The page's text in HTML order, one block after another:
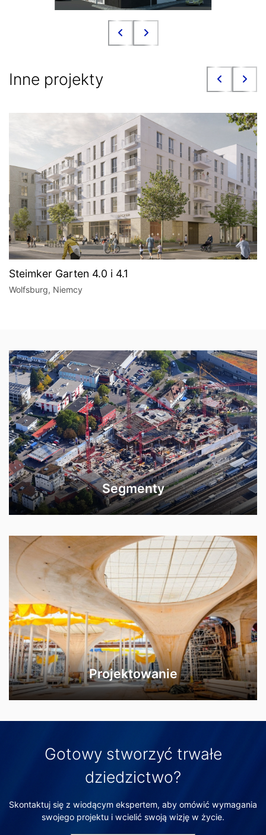
Inne projekty
Steimker Garten 4.0 i 4.1
Wolfsburg, Niemcy
Segmenty
Projektowanie
Gotowy stworzyć trwałe
dziedzictwo?
Skontaktuj się z wiodącym ekspertem, aby omówić wymagania
swojego projektu i wcielić swoją wizję w życie.